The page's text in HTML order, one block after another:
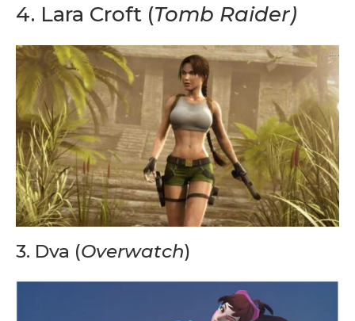
4. Lara Croft (Tomb Raider)
3. Dva (Overwatch)